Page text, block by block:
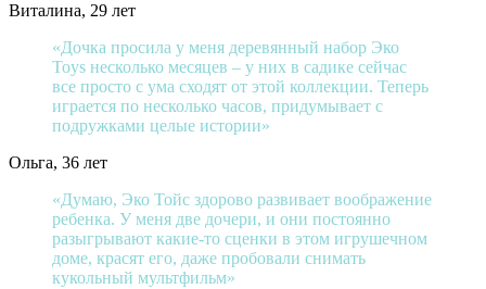
Виталина, 29 лет
«Дочка просила у меня деревянный набор Эко
Toys несколько месяцев – у них в садике сейчас
все просто с ума сходят от этой коллекции. Теперь
играется по несколько часов, придумывает с
подружками целые истории»
Ольга, 36 лет
«Думаю, Эко Тойс здорово развивает воображение
ребенка. У меня две дочери, и они постоянно
разыгрывают какие-то сценки в этом игрушечном
доме, красят его, даже пробовали снимать
кукольный мультфильм»